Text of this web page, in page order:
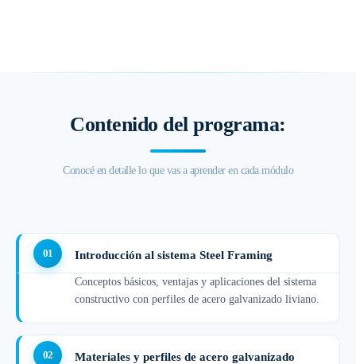
Contenido del programa:
Introducción al sistema Steel Framing
Conceptos básicos, ventajas y aplicaciones del sistema
constructivo con perfiles de acero galvanizado liviano.
Materiales y perfiles de acero galvanizado